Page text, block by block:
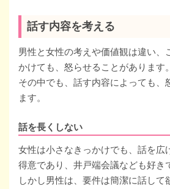
話す内容を考える
男性と女性の考えや価値観は違い、
かけても、怒らせることがあります。
その中でも、話す内容によっても、
ます。
話を長くしない
女性は小さなきっかけでも、話を広
得意であり、井戸端会議なども好き
しかし男性は、要件は簡潔に話して